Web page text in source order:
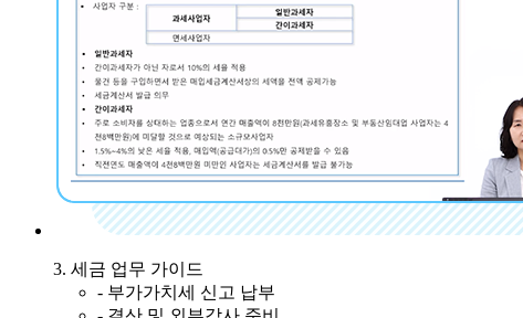
3. 세금 업무 가이드
- 부가가치세 신고 납부